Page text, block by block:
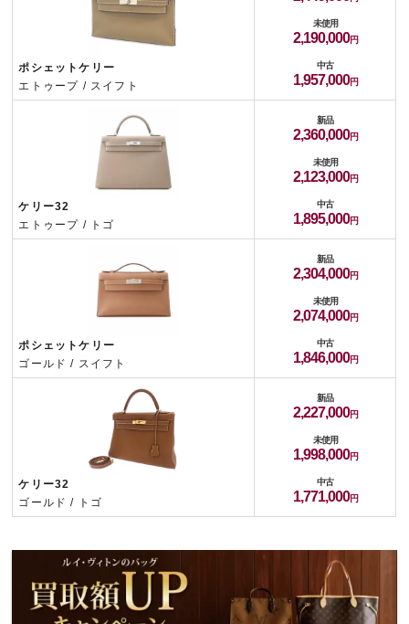
ポシェットケリー
エトゥープ / スイフト
未使用
2,190,000
中古
1,957,000
ケリー32
エトゥープ / トゴ
新品
2,360,000
未使用
2,123,000
中古
1,895,000
ポシェットケリー
ゴールド / スイフト
新品
2,304,000
未使用
2,074,000
中古
1,846,000
ケリー32
ゴールド / トゴ
新品
2,227,000
未使用
1,998,000
中古
1,771,000